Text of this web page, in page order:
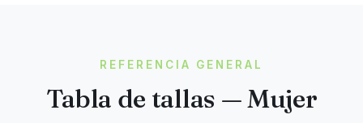
REFERENCIA GENERAL
Tabla de tallas — Mujer